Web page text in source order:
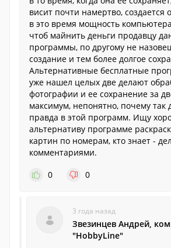
висит почти намертво,
в это время мощность
чтоб майнить деньги продавцу
программы, по другому не
создание и тем более долгое
Альтернативные бесплатные
уже нашел целых две делают
фотографии и ее сохранение за
максимум, непонятно, почему так
правда в этой программ. Ищу
альтернативу программе
картин по номерам, кто знает -
комментариями.
0
0
3 года назад
Звезинцев Андрей,
"HobbyLine"